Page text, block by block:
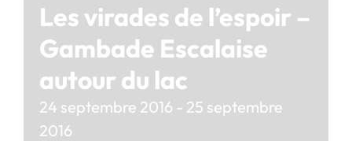
Les virades de l’espoir –
Gambade Escalaise
autour du lac
24 septembre 2016 - 25 septembre
2016